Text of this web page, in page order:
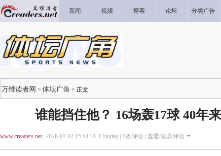
新闻 视频 博客 论坛 分类广告
万维读者网 > 体坛广角 > 正文
谁能挡住他？ 16场轰17球 40年
www.creaders.net| 2026-07-02 15:53:31 ETtoday | 0条评论 | 查看/发表评论